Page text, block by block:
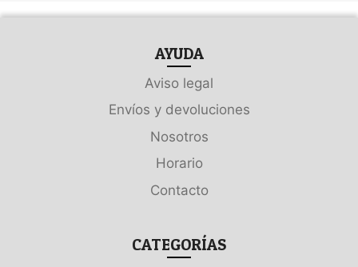
AYUDA
Aviso legal
Envíos y devoluciones
Nosotros
Horario
Contacto
CATEGORÍAS